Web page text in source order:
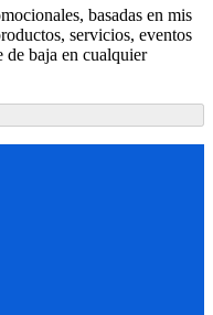
basadas en mis
servicios, eventos
de baja en cualquier